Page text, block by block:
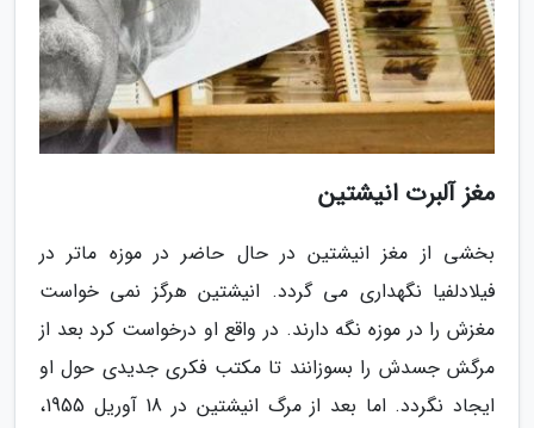
مغز آلبرت انیشتین
بخشی از مغز انیشتین در حال حاضر در موزه ماتر در
فیلادلفیا نگهداری می گردد. انیشتین هرگز نمی خواست
مغزش را در موزه نگه دارند. در واقع او درخواست کرد بعد از
مرگش جسدش را بسوزانند تا مکتب فکری جدیدی حول او
ایجاد نگردد. اما بعد از مرگ انیشتین در 18 آوریل 1955،